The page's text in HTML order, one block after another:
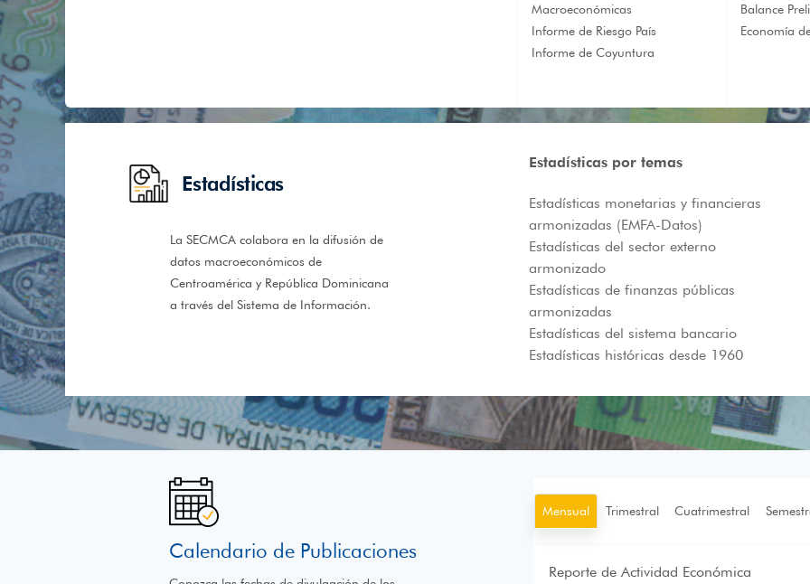
Macroeconómicas
Informe de Riesgo País
Informe de Coyuntura
Balance
Economía
Estadísticas
La SECMCA colabora en la difusión de
datos macroeconómicos de
Centroamérica y República Dominicana
a través del Sistema de Información.
Estadísticas por temas
Estadísticas monetarias y financieras
armonizadas (EMFA-Datos)
Estadísticas del sector externo
armonizado
Estadísticas de finanzas públicas
armonizadas
Estadísticas del sistema bancario
Estadísticas históricas desde 1960
Calendario de Publicaciones
Mensual Trimestral Cuatrimestral
Reporte de Actividad Económica